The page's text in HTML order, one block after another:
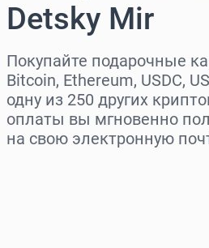
Detsky Mir
Покупайте подарочные
Bitcoin, Ethereum, USDC,
одну из 250 других
оплаты вы мгновенно
на свою электронную